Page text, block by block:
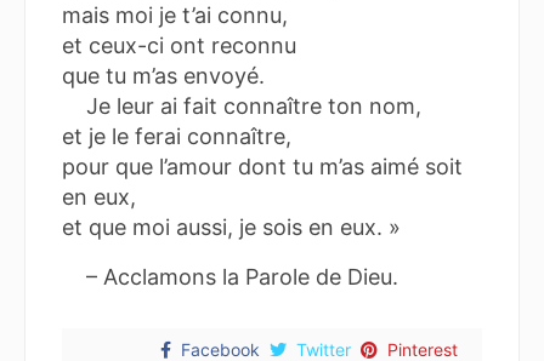
mais moi je t’ai connu,
et ceux-ci ont reconnu
que tu m’as envoyé.
Je leur ai fait connaître ton nom,
et je le ferai connaître,
pour que l’amour dont tu m’as aimé soit
en eux,
et que moi aussi, je sois en eux. »
– Acclamons la Parole de Dieu.
Facebook Twitter Pinterest